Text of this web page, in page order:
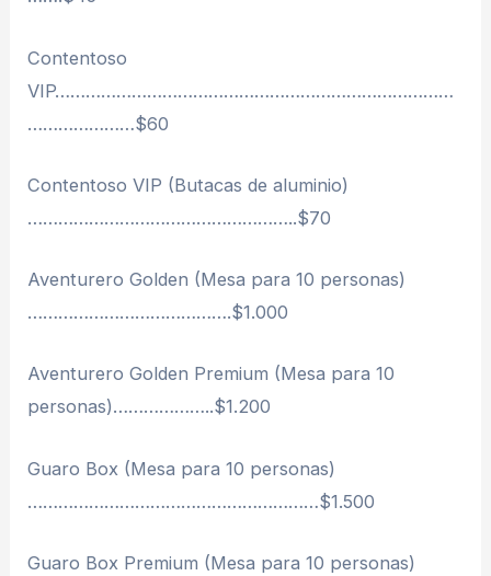
Contentoso
VIP……………………………………………………………………
…………………$60
Contentoso VIP (Butacas de aluminio)
……………………………………………..$70
Aventurero Golden (Mesa para 10 personas)
………………………………….$1.000
Aventurero Golden Premium (Mesa para 10
personas)………………..$1.200
Guaro Box (Mesa para 10 personas)
…………………………………………………$1.500
Guaro Box Premium (Mesa para 10 personas)